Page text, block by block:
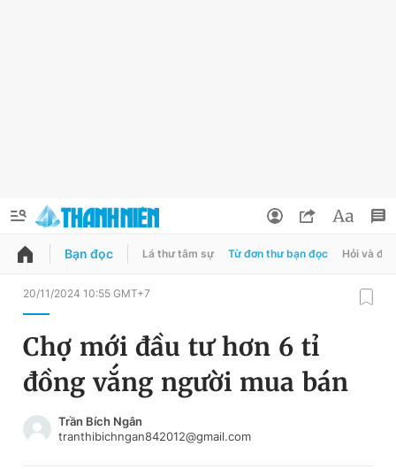
QUẢNG CÁO
Chuyên mục
Chuyên mục khác
Đổi mật khẩu
Tin đã lưu
Tin đã xem
Bạn đọc Lá thư tâm sự Từ đơn thư bạn đọc Hỏi và đáp
20/11/2024 10:55 GMT+7
Chợ mới đầu tư hơn 6 tỉ
đồng vắng người mua bán
Trần Bích Ngân
tranthibichngan842012@gmail.com